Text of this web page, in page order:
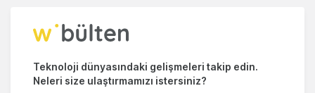
Teknoloji dünyasındaki gelişmeleri takip edin.
Neleri size ulaştırmamızı istersiniz?